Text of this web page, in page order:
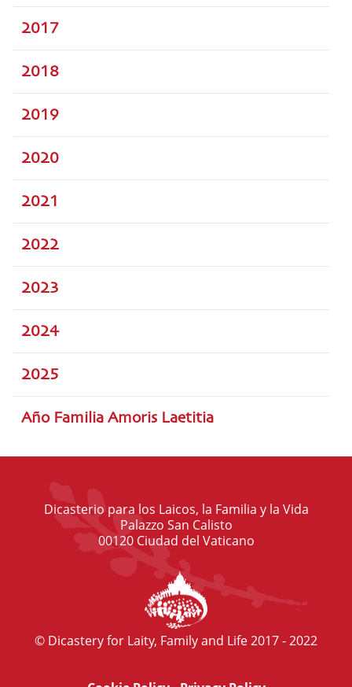
2017
2018
2019
2020
2021
2022
2023
2024
2025
Año Familia Amoris Laetitia
Dicasterio para los Laicos, la Familia y la Vida
Palazzo San Calisto
00120 Ciudad del Vaticano
© Dicastery for Laity, Family and Life 2017 - 2022